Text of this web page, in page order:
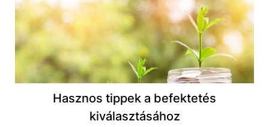
Hasznos tippek a befektetés
kiválasztásához